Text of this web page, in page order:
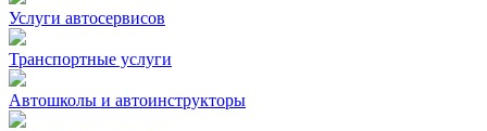
Услуги автосервисов
Транспортные услуги
Автошколы и автоинструкторы